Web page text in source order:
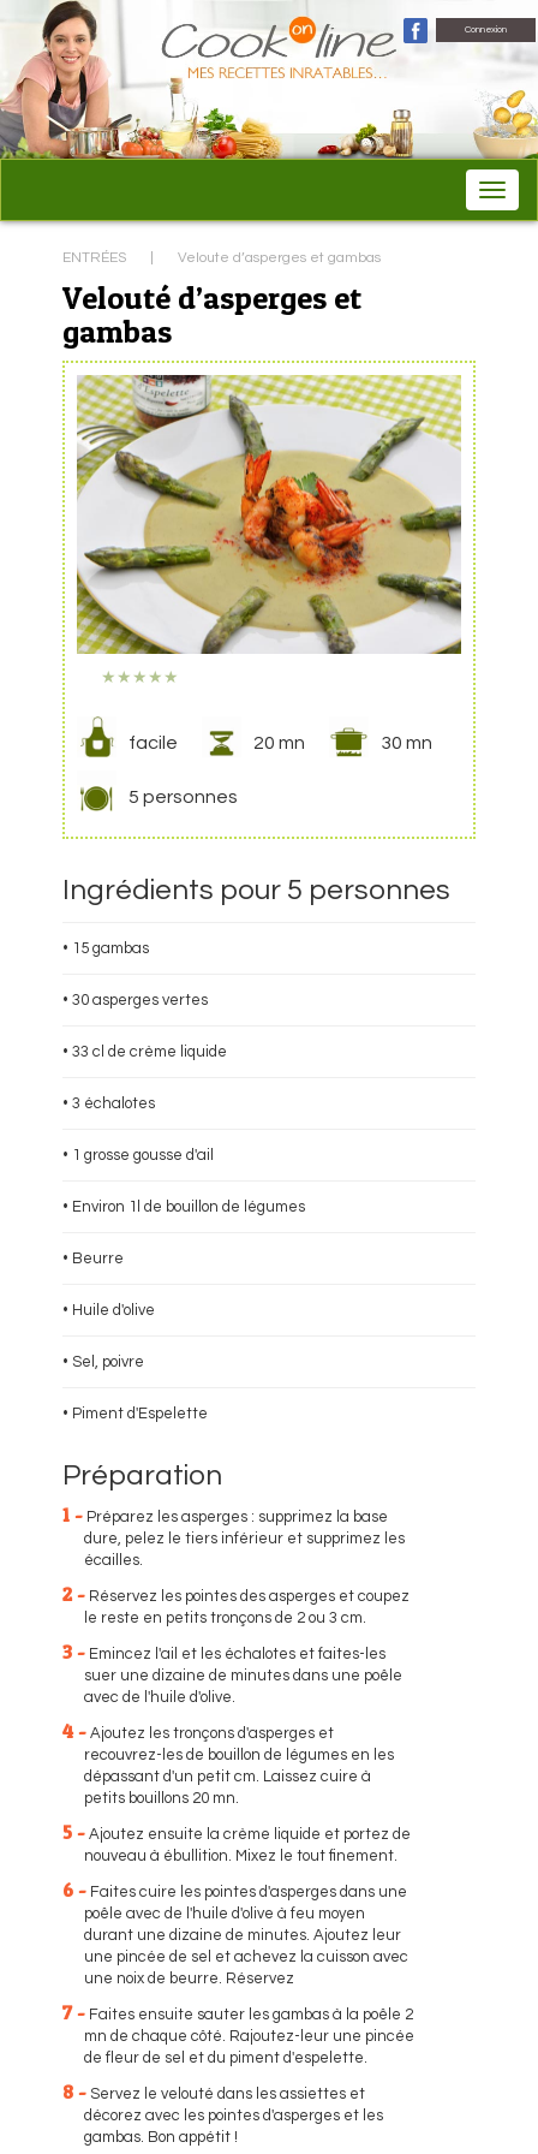
Connexion
ENTRÉES Veloute d’asperges et gambas
Velouté d’asperges et
gambas
★ ★ ★ ★ ★
facile 20 mn 30 mn
5 personnes
Ingrédients pour 5 personnes
• 15 gambas
• 30 asperges vertes
• 33 cl de crème liquide
• 3 échalotes
• 1 grosse gousse d'ail
• Environ 1l de bouillon de légumes
• Beurre
• Huile d'olive
• Sel, poivre
• Piment d'Espelette
Préparation
1 - Préparez les asperges : supprimez la base
dure, pelez le tiers inférieur et supprimez les
écailles.
2 - Réservez les pointes des asperges et coupez
le reste en petits tronçons de 2 ou 3 cm.
3 - Emincez l'ail et les échalotes et faites-les
suer une dizaine de minutes dans une poêle
avec de l'huile d'olive.
4 - Ajoutez les tronçons d'asperges et
recouvrez-les de bouillon de légumes en les
dépassant d'un petit cm. Laissez cuire à
petits bouillons 20 mn.
5 - Ajoutez ensuite la crème liquide et portez de
nouveau à ébullition. Mixez le tout finement.
6 - Faites cuire les pointes d'asperges dans une
poêle avec de l'huile d'olive à feu moyen
durant une dizaine de minutes. Ajoutez leur
une pincée de sel et achevez la cuisson avec
une noix de beurre. Réservez
7 - Faites ensuite sauter les gambas à la poêle 2
mn de chaque côté. Rajoutez-leur une pincée
de fleur de sel et du piment d'espelette.
8 - Servez le velouté dans les assiettes et
décorez avec les pointes d'asperges et les
gambas. Bon appétit !